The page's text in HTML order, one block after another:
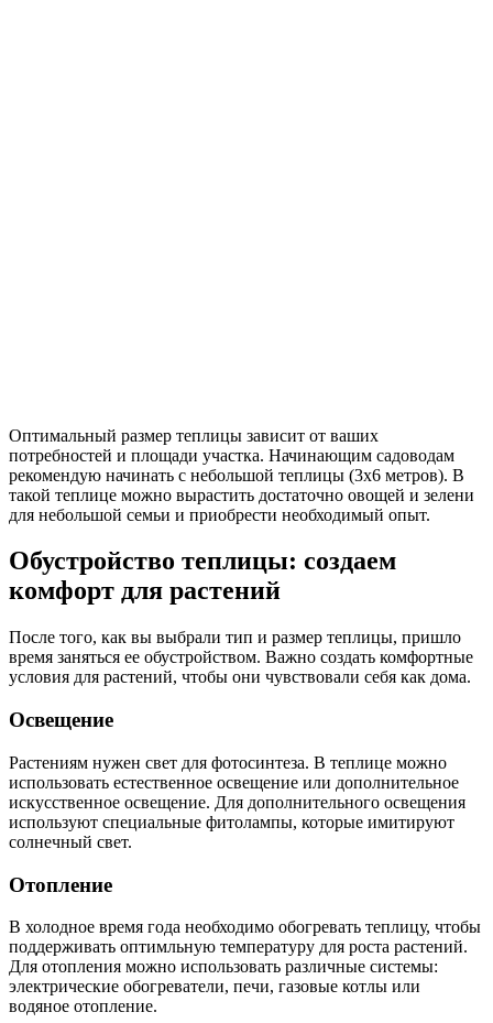
Оптимальный размер теплицы зависит от ваших
потребностей и площади участка. Начинающим садоводам
рекомендую начинать с небольшой теплицы (3х6 метров). В
такой теплице можно вырастить достаточно овощей и зелени
для небольшой семьи и приобрести необходимый опыт.
Обустройство теплицы: создаем
комфорт для растений
После того, как вы выбрали тип и размер теплицы, пришло
время заняться ее обустройством. Важно создать комфортные
условия для растений, чтобы они чувствовали себя как дома.
Освещение
Растениям нужен свет для фотосинтеза. В теплице можно
использовать естественное освещение или дополнительное
искусственное освещение. Для дополнительного освещения
используют специальные фитолампы, которые имитируют
солнечный свет.
Отопление
В холодное время года необходимо обогревать теплицу, чтобы
поддерживать оптимльную температуру для роста растений.
Для отопления можно использовать различные системы:
электрические обогреватели, печи, газовые котлы или
водяное отопление.